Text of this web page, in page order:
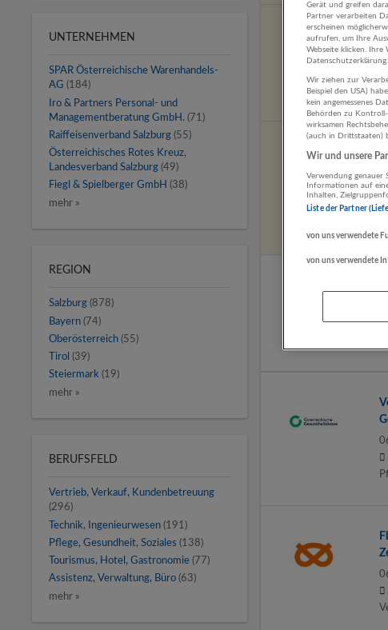
UNTERNEHMEN
SPAR Österreichische Warenhandels-
AG (184)
Iro & Partners Personal- und
Managementberatung GmbH. (71)
Raiffeisenverband Salzburg (55)
Österreichisches Rotes Kreuz,
Landesverband Salzburg (49)
Fiegl & Spielberger GmbH (38)
mehr »
REGION
Salzburg (878)
Bayern (74)
Oberösterreich (55)
Tirol (39)
Steiermark (19)
mehr »
BERUFSFELD
Vertrieb, Verkauf, Kundenbetreuung
(296)
Technik, Ingenieurwesen (191)
Pflege, Gesundheit, Soziales (138)
Tourismus, Hotel, Gastronomie (77)
Assistenz, Verwaltung, Büro (63)
mehr »
Gerät und greifen
Partner verarbeiten
erscheinen
aufrufen, um Ihre
Webseite klicken.
Datenschutzerklärung.
Wir ziehen zur
Beispiel den USA)
kein angemessenes
Behörden zu
wirksamen
(auch in Drittstaaten)
Wir und unsere
Verwendung genauer
Informationen auf
Inhalten,
Liste der Partner
von uns verwendete
von uns verwendete